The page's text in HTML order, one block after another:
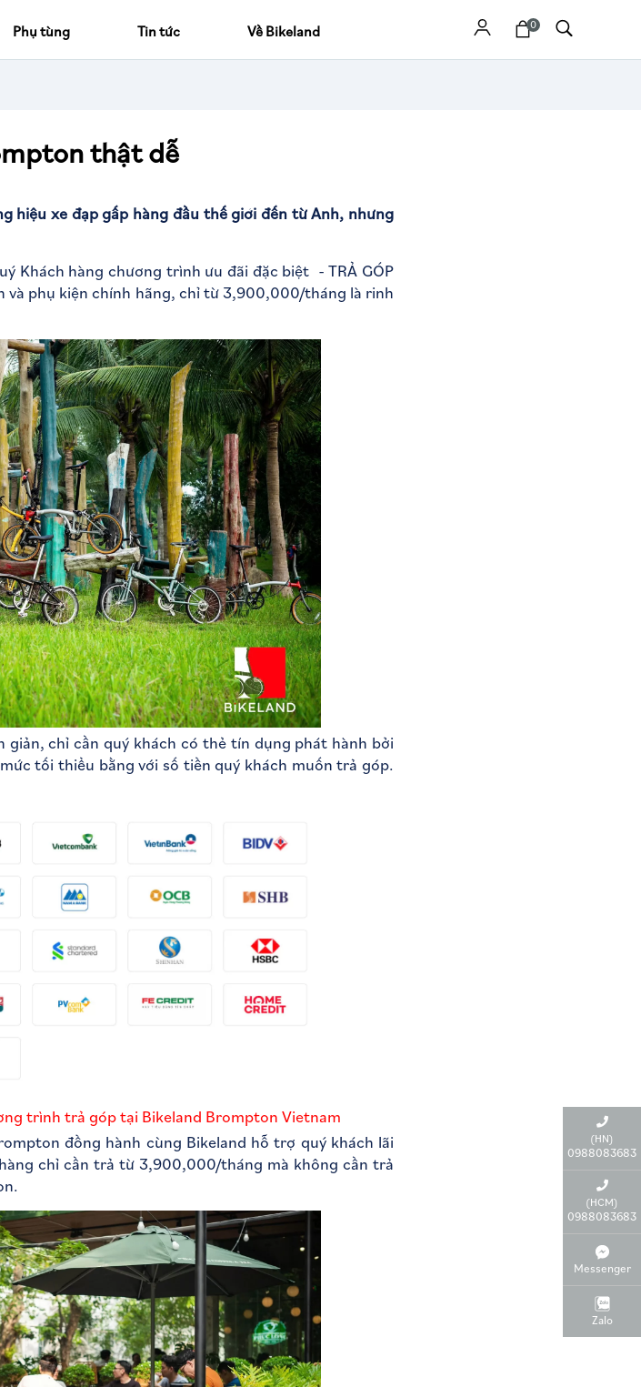
Phụ tùng Tin tức Về Bikeland 0
thật dễ
hiệu xe đạp gấp hàng đầu thế giới đến từ Anh, nhưng
Khách hàng chương trình ưu đãi đặc biệt - TRẢ GÓP
và phụ kiện chính hãng, chỉ từ 3,900,000/tháng là rinh
chỉ cần quý khách có thẻ tín dụng phát hành bởi
tối thiểu bằng với số tiền quý khách muốn trả góp.
trình trả góp tại Bikeland Brompton Vietnam
đồng hành cùng Bikeland hỗ trợ quý khách lãi
chỉ cần trả từ 3,900,000/tháng mà không cần trả
(HN)
0988083683
(HCM)
0988083683
Messenger
Zalo